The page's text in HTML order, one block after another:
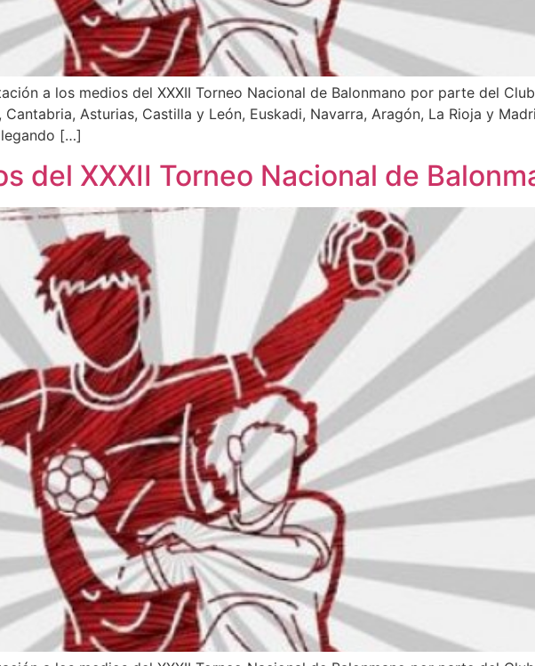
a los medios del XXXII Torneo Nacional de Balonmano por parte del
Asturias, Castilla y León, Euskadi, Navarra, Aragón, La Rioja y
[…]
del XXXII Torneo Nacional de